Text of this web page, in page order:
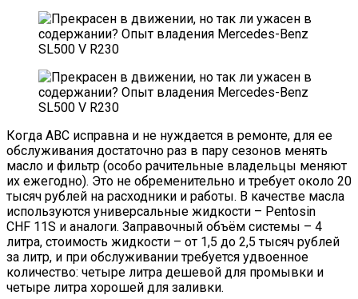
Когда ABC исправна и не нуждается в ремонте, для ее
обслуживания достаточно раз в пару сезонов менять
масло и фильтр (особо рачительные владельцы меняют
их ежегодно). Это не обременительно и требует около 20
тысяч рублей на расходники и работы. В качестве масла
используются универсальные жидкости – Pentosin
CHF 11S и аналоги. Заправочный объём системы – 4
литра, стоимость жидкости – от 1,5 до 2,5 тысяч рублей
за литр, и при обслуживании требуется удвоенное
количество: четыре литра дешевой для промывки и
четыре литра хорошей для заливки.